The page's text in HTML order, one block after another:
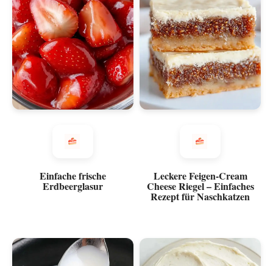
Einfache frische
Erdbeerglasur
Leckere Feigen-Cream
Cheese Riegel – Einfaches
Rezept für Naschkatzen